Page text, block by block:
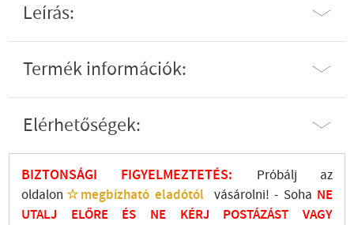
Leírás:
Termék információk:
Elérhetőségek:
BIZTONSÁGI FIGYELMEZTETÉS:
Próbálj az
oldalon ☆megbízható eladótól vásárolni! - Soha NE
UTALJ ELŐRE ÉS NE KÉRJ POSTÁZÁST VAGY